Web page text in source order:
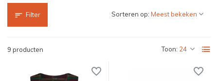
Filter
9 producten Toon:
Sorteren op: